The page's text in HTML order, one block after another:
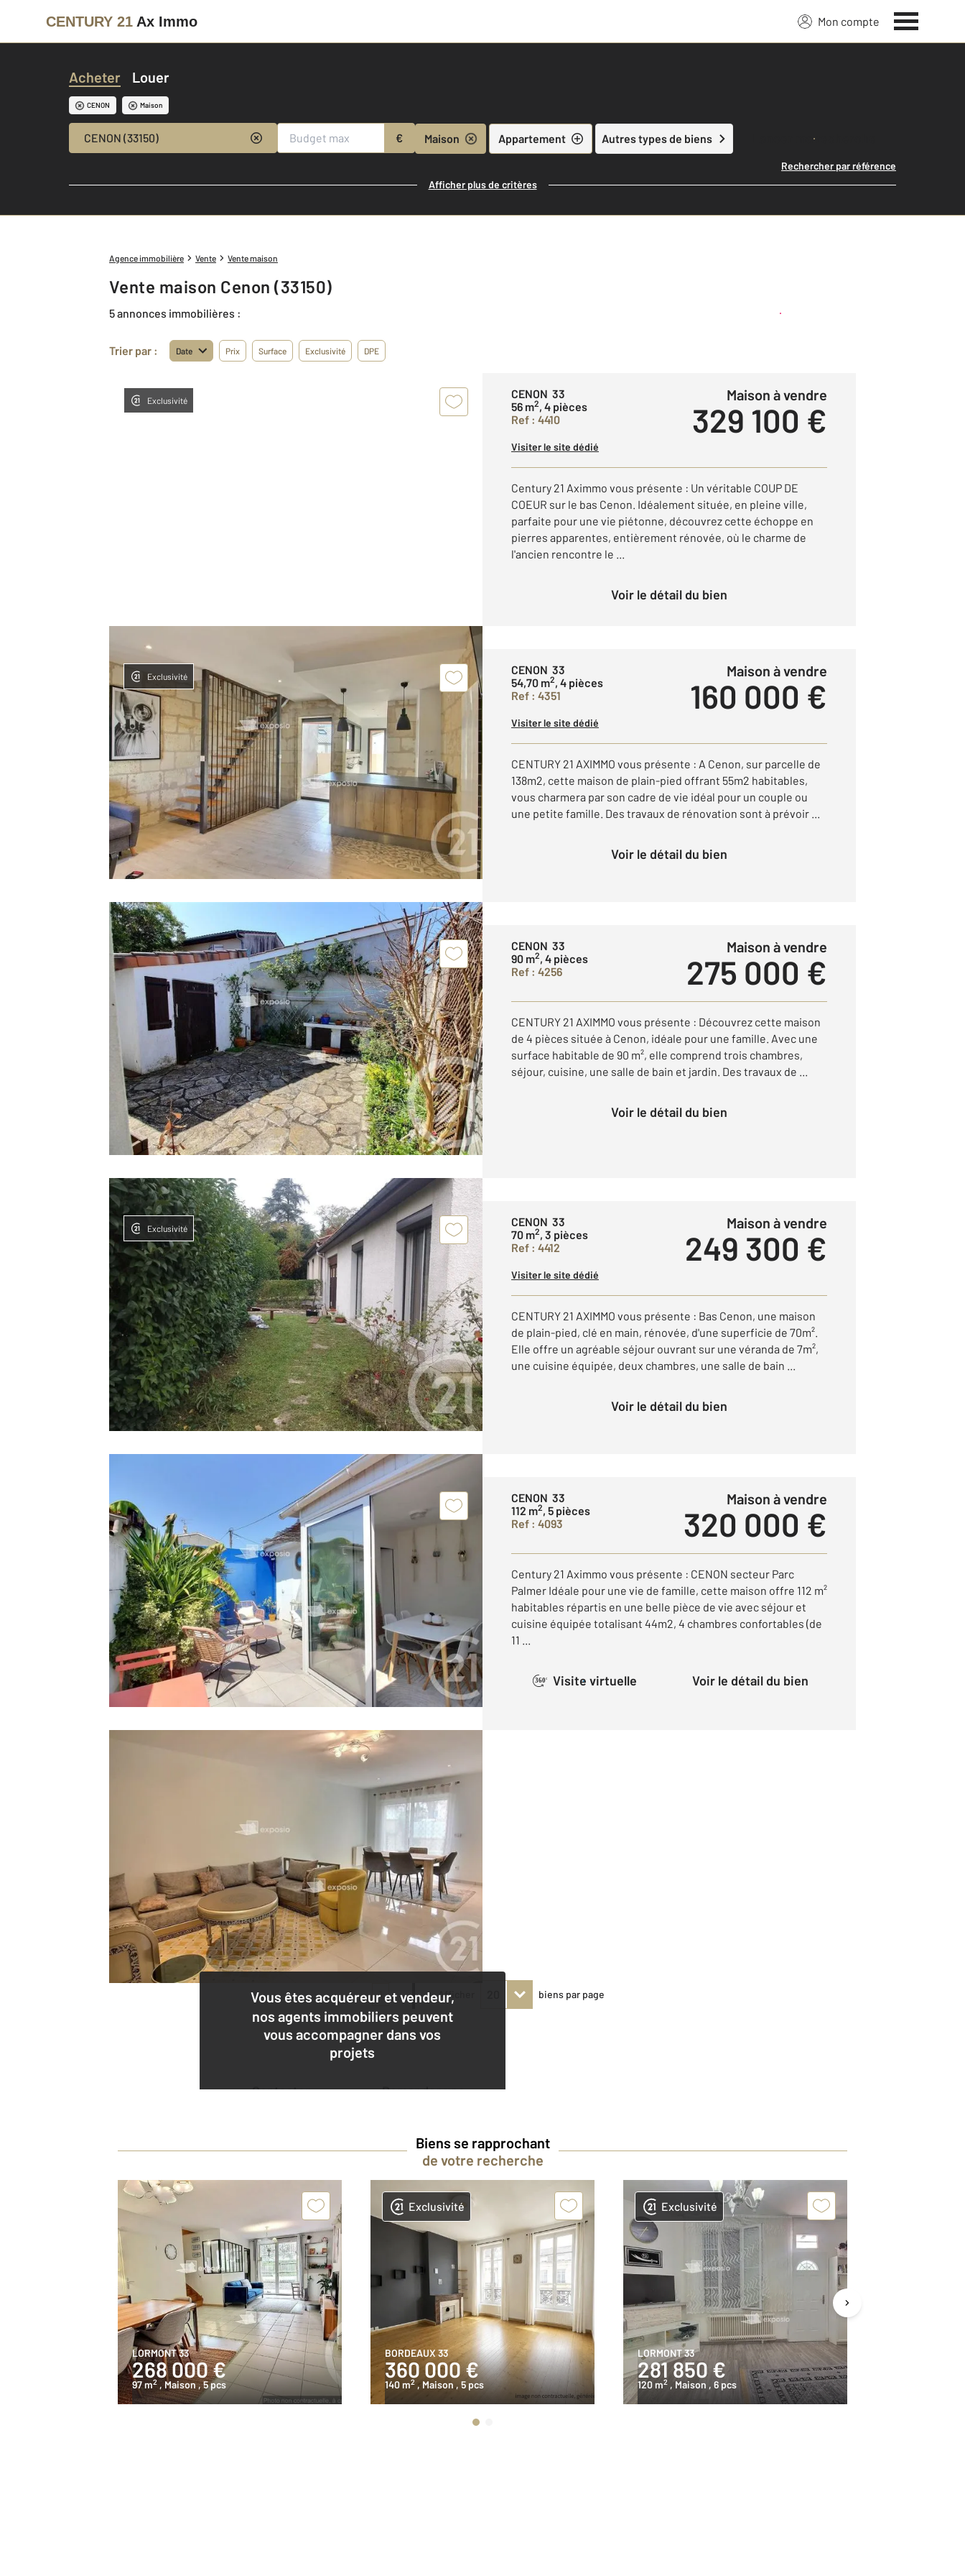
CENTURY 21 Ax Immo Mon compte
Acheter Louer
CENON Maison
CENON (33150) € Maison Appartement Autres types de biens Lancer ma recherche
Rechercher par référence
Afficher plus de critères
Agence immobilière Vente Vente maison
Vente maison Cenon (33150)
5 annonces immobilières : Créer une alerte
Trier par : Date Prix Surface Exclusivité DPE
Exclusivité
CENON 33
56 m2, 4 pièces
Ref : 4410
Maison à vendre
329 100 €
Visiter le site dédié
Century 21 Aximmo vous présente : Un véritable COUP DE
COEUR sur le bas Cenon. Idéalement située, en pleine ville,
parfaite pour une vie piétonne, découvrez cette échoppe en
pierres apparentes, entièrement rénovée, où le charme de
l'ancien rencontre le ...
Voir le détail du bien
Exclusivité
CENON 33
54,70 m2, 4 pièces
Ref : 4351
Maison à vendre
160 000 €
Visiter le site dédié
CENTURY 21 AXIMMO vous présente : A Cenon, sur parcelle de
138m2, cette maison de plain-pied offrant 55m2 habitables,
vous charmera par son cadre de vie idéal pour un couple ou
une petite famille. Des travaux de rénovation sont à prévoir ...
Voir le détail du bien
CENON 33
90 m2, 4 pièces
Ref : 4256
Maison à vendre
275 000 €
CENTURY 21 AXIMMO vous présente : Découvrez cette maison
de 4 pièces située à Cenon, idéale pour une famille. Avec une
surface habitable de 90 m², elle comprend trois chambres,
séjour, cuisine, une salle de bain et jardin. Des travaux de ...
Voir le détail du bien
Exclusivité
CENON 33
70 m2, 3 pièces
Ref : 4412
Maison à vendre
249 300 €
Visiter le site dédié
CENTURY 21 AXIMMO vous présente : Bas Cenon, une maison
de plain-pied, clé en main, rénovée, d'une superficie de 70m².
Elle offre un agréable séjour ouvrant sur une véranda de 7m²,
une cuisine équipée, deux chambres, une salle de bain ...
Voir le détail du bien
CENON 33
112 m2, 5 pièces
Ref : 4093
Maison à vendre
320 000 €
Century 21 Aximmo vous présente : CENON secteur Parc
Palmer Idéale pour une vie de famille, cette maison offre 112 m²
habitables répartis en une belle pièce de vie avec séjour et
cuisine équipée totalisant 44m2, 4 chambres confortables (de
11 ...
360° Visite virtuelle Voir le détail du bien
Vous êtes acquéreur et vendeur,
nos agents immobiliers peuvent
vous accompagner dans vos
projets
Contacter
Demander une
1 Afficher biens par page
Biens se rapprochant
de votre recherche
LORMONT 33
268 000 €
97 m2 , Maison, 5 pcs
Exclusivité
BORDEAUX 33
360 000 €
140 m2 , Maison , 5 pcs
Exclusivité
LORMONT 33
281 850 €
120 m2 , Maison , 6 pcs